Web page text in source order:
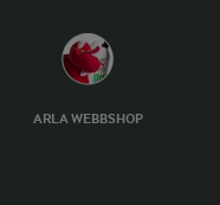
ARLA WEBBSHOP